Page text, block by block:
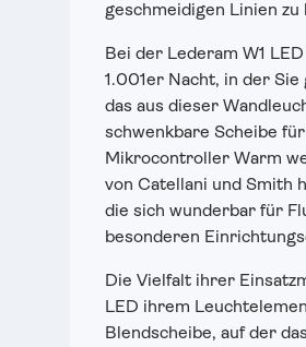
geschmeidigen Linien zu
Bei der Lederam W1
1.001er Nacht, in der
das aus dieser
schwenkbare Scheibe
Mikrocontroller Warm
von Catellani und Smith
die sich wunderbar für
besonderen
Die Vielfalt ihrer
LED ihrem
Blendscheibe, auf der